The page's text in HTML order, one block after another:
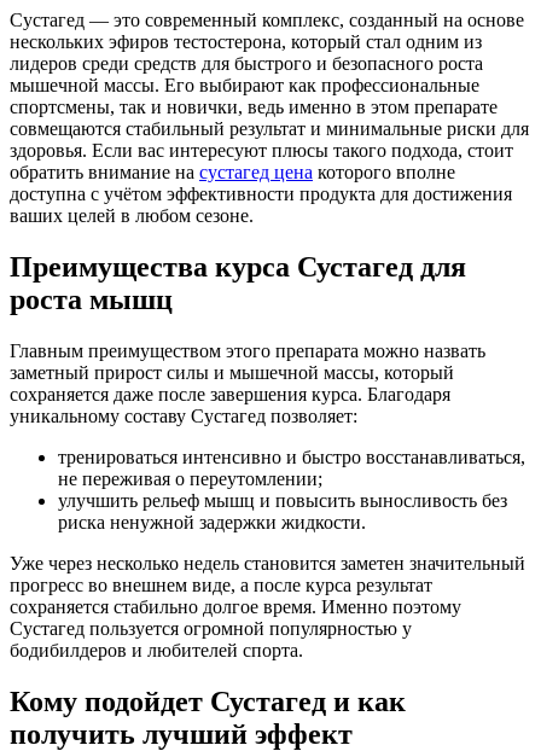
Сустагед — это современный комплекс, созданный на основе
нескольких эфиров тестостерона, который стал одним из
лидеров среди средств для быстрого и безопасного роста
мышечной массы. Его выбирают как профессиональные
спортсмены, так и новички, ведь именно в этом препарате
совмещаются стабильный результат и минимальные риски для
здоровья. Если вас интересуют плюсы такого подхода, стоит
обратить внимание на сустагед цена которого вполне
доступна с учётом эффективности продукта для достижения
ваших целей в любом сезоне.
Преимущества курса Сустагед для
роста мышц
Главным преимуществом этого препарата можно назвать
заметный прирост силы и мышечной массы, который
сохраняется даже после завершения курса. Благодаря
уникальному составу Сустагед позволяет:
тренироваться интенсивно и быстро восстанавливаться,
не переживая о переутомлении;
улучшить рельеф мышц и повысить выносливость без
риска ненужной задержки жидкости.
Уже через несколько недель становится заметен значительный
прогресс во внешнем виде, а после курса результат
сохраняется стабильно долгое время. Именно поэтому
Сустагед пользуется огромной популярностью у
бодибилдеров и любителей спорта.
Кому подойдет Сустагед и как
получить лучший эффект